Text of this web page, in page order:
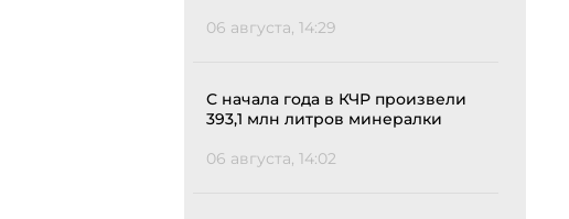
06 августа, 14:29
С начала года в КЧР произвели
393,1 млн литров минералки
06 августа, 14:02